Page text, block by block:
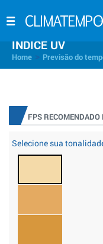
INDICE UV
Home Previsão do
FPS RECOMENDADO
Selecione sua